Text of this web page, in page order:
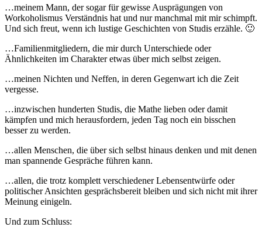
…meinem Mann, der sogar für gewisse Ausprägungen von
Workoholismus Verständnis hat und nur manchmal mit mir schimpft.
Und sich freut, wenn ich lustige Geschichten von Studis erzähle. 🙂
…Familienmitgliedern, die mir durch Unterschiede oder
Ähnlichkeiten im Charakter etwas über mich selbst zeigen.
…meinen Nichten und Neffen, in deren Gegenwart ich die Zeit
vergesse.
…inzwischen hunderten Studis, die Mathe lieben oder damit
kämpfen und mich herausfordern, jeden Tag noch ein bisschen
besser zu werden.
…allen Menschen, die über sich selbst hinaus denken und mit denen
man spannende Gespräche führen kann.
…allen, die trotz komplett verschiedener Lebensentwürfe oder
politischer Ansichten gesprächsbereit bleiben und sich nicht mit ihrer
Meinung einigeln.
Und zum Schluss: